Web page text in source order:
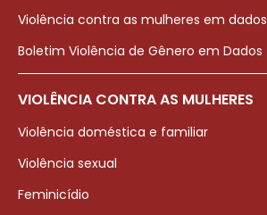
Violência contra as mulheres em dados
Boletim Violência de Gênero em Dados
VIOLÊNCIA CONTRA AS MULHERES
Violência doméstica e familiar
Violência sexual
Feminicídio